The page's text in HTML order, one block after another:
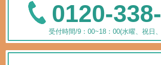
0120-
受付時間/9：00~18：00(水曜、祝日